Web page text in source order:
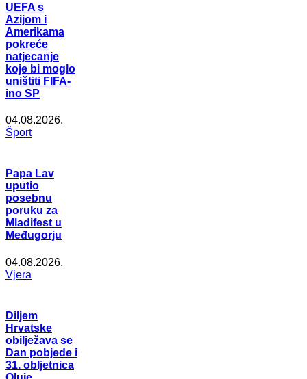
UEFA s
Azijom i
Amerikama
pokreće
natjecanje
koje bi moglo
uništiti FIFA-
ino SP
04.08.2026.
Šport
Papa Lav
uputio
posebnu
poruku za
Mladifest u
Međugorju
04.08.2026.
Vjera
Diljem
Hrvatske
obilježava se
Dan pobjede i
31. obljetnica